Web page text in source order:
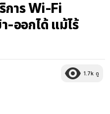
การ Wi-Fi
-ออกได้ แม้ไร้
1.7k ดู